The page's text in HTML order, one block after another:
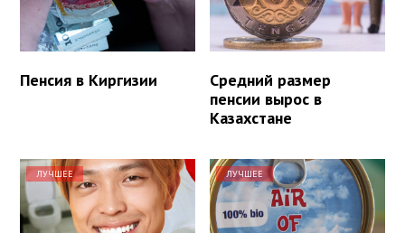
Пенсия в Киргизии
Средний размер
пенсии вырос в
Казахстане
ЛУЧШЕЕ ЛУЧШЕЕ